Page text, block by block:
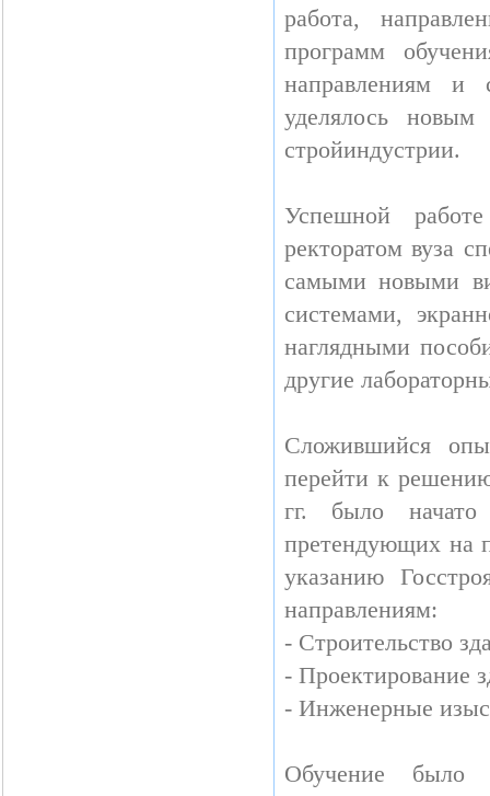
работа,
программ
направлениям и
уделялось новым
стройиндустрии.
Успешной
ректоратом вуза
самыми новыми
системами,
наглядными
другие
Сложившийся
перейти к
гг. было начато
претендующих на
указанию
направлениям:
- Строительство
- Проектирование
- Инженерные
Обучение было